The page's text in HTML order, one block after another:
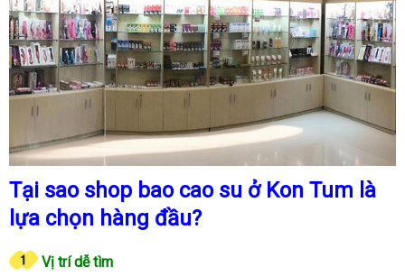
Tại sao shop bao cao su ở Kon Tum là
lựa chọn hàng đầu?
Vị trí dễ tìm